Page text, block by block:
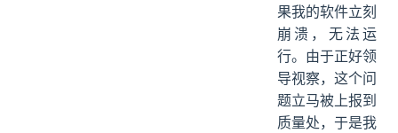
果我的软件立刻
崩溃，无法运
行。由于正好领
导视察，这个问
题立马被上报到
质量处，于是我